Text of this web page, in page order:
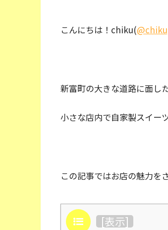
こんにちは！chiku(
新富町の大きな道路に面し
小さな店内で自家製スイー
この記事ではお店の魅力を
目次 [表示]